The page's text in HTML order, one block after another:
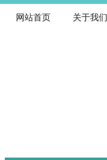
网站首页 关于我们